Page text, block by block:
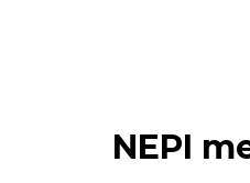
NEPI